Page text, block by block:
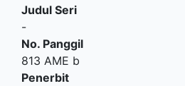
Judul Seri
-
No. Panggil
813 AME b
Penerbit